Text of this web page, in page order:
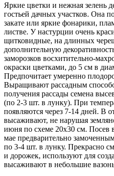
Яркие цветки и нежная зелень
гостьей дачных участков. Она
закате или яркие фонарики,
листве. У настурции очень
щитковидные, на длинных
дополнительную
заморозков восхитительно-
окраски цветками, до 5 см в
Предпочитает умеренно
Выращивают рассадным
получения рассады семена
(по 2-3 шт. в лунку). При
появляются через 7-14 дней. В
высаживают, не нарушая
июня по схеме 20х30 см. Посев
мае предварительно
по 3-4 шт. в лунку. Прекрасно
и дорожек, используют для
высаживают в небольшие